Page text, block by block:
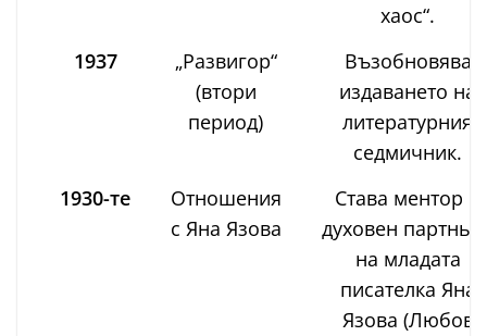
хаос“.
1937
„Развигор“
(втори
период)
Възобновява
издаването на
литературния
седмичник.
1930-те
Отношения
с Яна Язова
Става ментор и
духовен
на младата
писателка Яна
Язова (Любов